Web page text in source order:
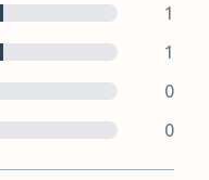
1
1
0
0